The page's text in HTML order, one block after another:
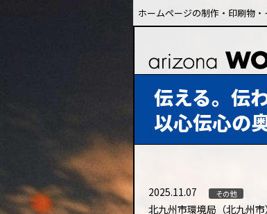
ホームページの制作・印刷物
伝える。伝わ
以心伝心の
2025.11.07 その他
北九州市環境局（北九州市）